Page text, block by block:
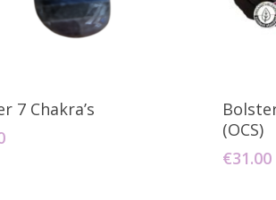
Toevoegen Aan Winkelwagen
7 Chakra’s
(OCS)
€31.00